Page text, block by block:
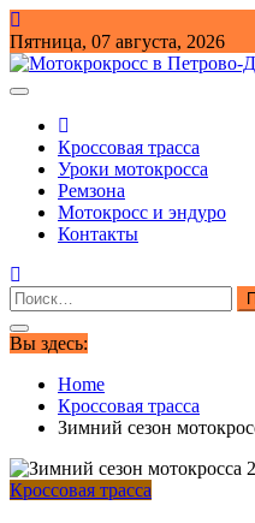
Skip
to
content
Пятница, 07 августа, 2026
Кроссовая трасса
Уроки мотокросса
Ремзона
Мотокросс и эндуро
Контакты
Найти:
Вы здесь:
Home
Кроссовая трасса
Зимний сезон
Кроссовая трасса